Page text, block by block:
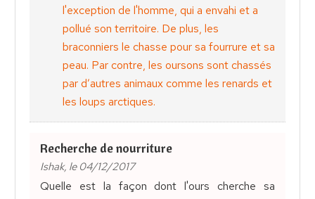
l'exception de l'homme, qui a envahi et a
pollué son territoire. De plus, les
braconniers le chasse pour sa fourrure et sa
peau. Par contre, les oursons sont chassés
par d’autres animaux comme les renards et
les loups arctiques.
Recherche de nourriture
Ishak, le 04/12/2017
Quelle est la façon dont l'ours cherche sa